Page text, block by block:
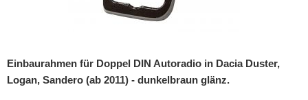
Einbaurahmen für Doppel DIN Autoradio in Dacia Duster,
Logan, Sandero (ab 2011) - dunkelbraun glänz.